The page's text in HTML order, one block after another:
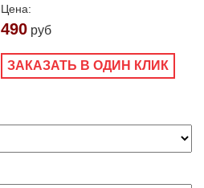
Цена:
490 руб
ЗАКАЗАТЬ В ОДИН КЛИК